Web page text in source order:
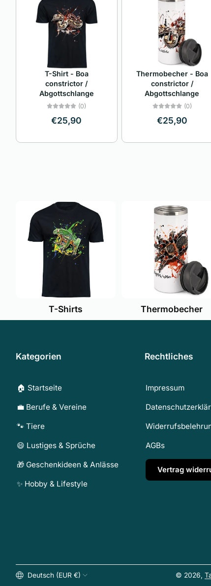
T-Shirt - Boa
constrictor /
Abgottschlange
(0)
€25,90
Thermobecher - Boa
constrictor /
Abgottschlange
(0)
€25,90
T-Shirts Thermobecher
Kategorien
🏠 Startseite
💼 Berufe & Vereine
🐾 Tiere
😄 Lustiges & Sprüche
🎁 Geschenkideen & Anlässe
✨ Hobby & Lifestyle
Rechtliches
Impressum
AGBs
Vertrag
Deutsch (EUR €) © 2026,